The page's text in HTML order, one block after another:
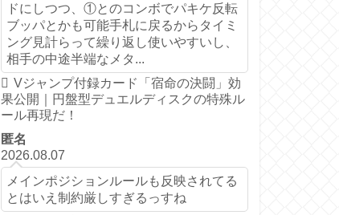
ドにしつつ、①とのコンボでパキケ反転
ブッパとかも可能手札に戻るからタイミ
ング見計らって繰り返し使いやすいし、
相手の中途半端なメタ...
Vジャンプ付録カード「宿命の決闘」効
果公開｜円盤型デュエルディスクの特殊ル
ール再現だ！
匿名
2026.08.07
メインポジションルールも反映されてる
とはいえ制約厳しすぎるっすね